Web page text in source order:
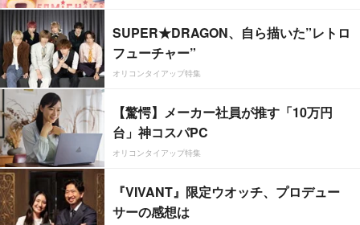
SUPER★DRAGON、自ら描いた”レトロ
フューチャー”
オリコンタイアップ特集
【驚愕】メーカー社員が推す「10万円
台」神コスパPC
オリコンタイアップ特集
『VIVANT』限定ウオッチ、プロデュー
サーの感想は